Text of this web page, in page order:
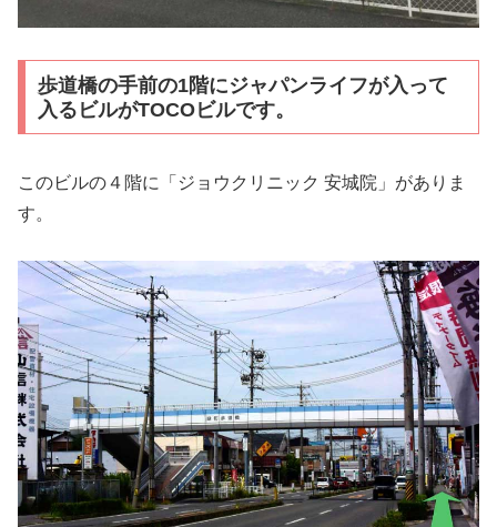
歩道橋の手前の1階にジャパンライフが入って
入るビルがTOCOビルです。
このビルの４階に「ジョウクリニック 安城院」がありま
す。